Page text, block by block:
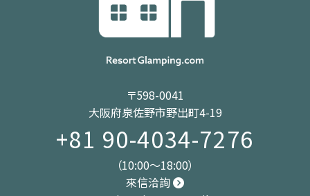
〒598-0041
大阪府泉佐野市野出町4-19
+81 90-4034-7276
（10:00～18:00）
來信洽詢